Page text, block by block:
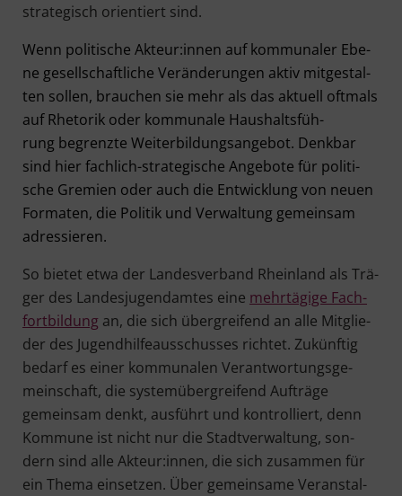
stra­te­gisch ori­en­tiert sind.
Wenn poli­ti­sche Akteur:innen auf kom­mu­na­ler Ebe­
ne gesell­schaft­li­che Ver­än­de­run­gen aktiv mit­ge­stal­
ten sol­len, brau­chen sie mehr als das aktu­ell oft­mals
auf Rhe­to­rik oder kom­mu­na­le Haus­halts­füh­
rung begrenz­te Wei­ter­bil­dungs­an­ge­bot. Denk­bar
sind hier fach­lich-stra­te­gi­sche Ange­bo­te für poli­ti­
sche Gre­mi­en oder auch die Ent­wick­lung von neu­en
For­ma­ten, die Poli­tik und Ver­wal­tung gemein­sam
adressieren.
So bie­tet etwa der Lan­des­ver­band Rhein­land als Trä­
ger des Lan­des­ju­gend­am­tes eine mehr­tä­gi­ge Fach­
fort­bil­dung an, die sich über­grei­fend an alle Mit­glie­
der des Jugend­hil­fe­aus­schus­ses rich­tet. Zukünf­tig
bedarf es einer kom­mu­na­len Ver­ant­wor­tungs­ge­
mein­schaft, die sys­tem­über­grei­fend Auf­trä­ge
gemein­sam denkt, aus­führt und kon­trol­liert, denn
Kom­mu­ne ist nicht nur die Stadt­ver­wal­tung, son­
dern sind alle Akteur:innen, die sich zusam­men für
ein The­ma ein­set­zen. Über gemein­sa­me Ver­an­stal­